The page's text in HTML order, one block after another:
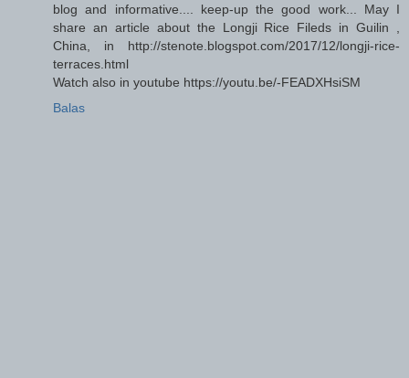
blog and informative.... keep-up the good work... May I
share an article about the Longji Rice Fileds in Guilin ,
China, in http://stenote.blogspot.com/2017/12/longji-rice-
terraces.html
Watch also in youtube https://youtu.be/-FEADXHsiSM
Balas